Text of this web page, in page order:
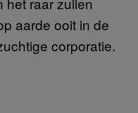
aarde ooit in de
corporatie.